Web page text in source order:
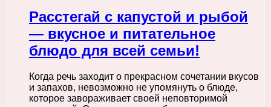
Расстегай с капустой и рыбой
— вкусное и питательное
блюдо для всей семьи!
Когда речь заходит о прекрасном сочетании вкусов
и запахов, невозможно не упомянуть о блюде,
которое завораживает своей неповторимой